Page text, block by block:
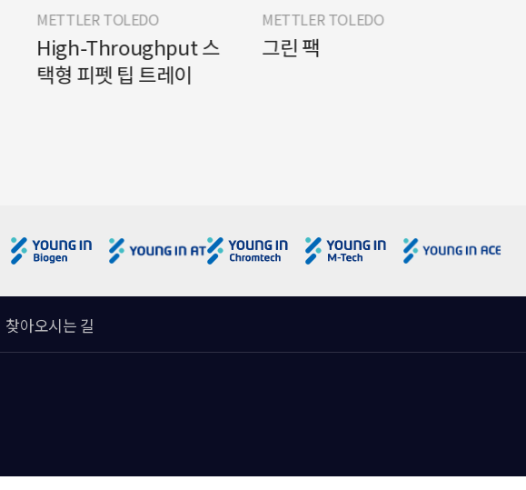
TOLEDO
High-Throughput 스
택형 피펫 팁 트레이
METTLER TOLEDO
그린 팩
찾아오시는 길